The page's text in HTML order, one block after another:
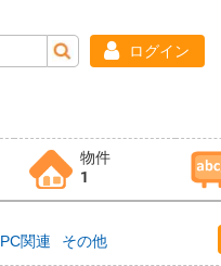
ログイン
物件
1
PC関連 その他